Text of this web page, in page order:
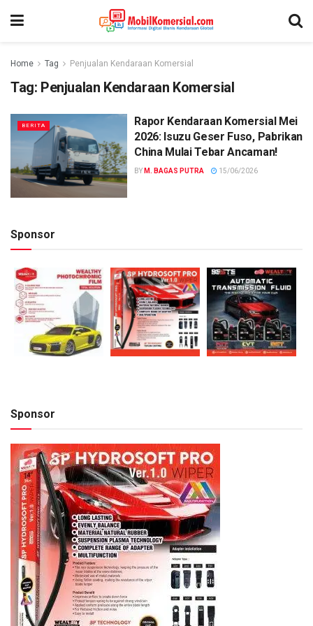
Home Tag Penjualan Kendaraan Komersial
Tag: Penjualan Kendaraan Komersial
BERITA
Rapor Kendaraan Komersial Mei
2026: Isuzu Geser Fuso, Pabrikan
China Mulai Tebar Ancaman!
BY M. BAGAS PUTRA 15/06/2026
Sponsor
Sponsor